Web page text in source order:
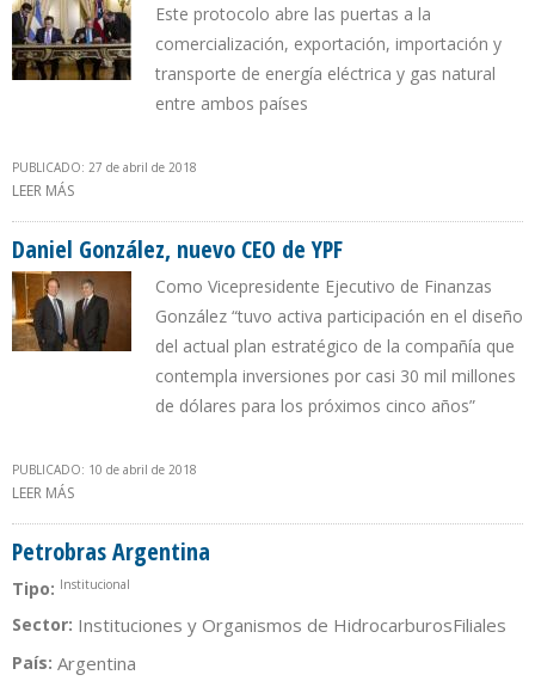
Este protocolo abre las puertas a la
comercialización, exportación, importación y
transporte de energía eléctrica y gas natural
entre ambos países
PUBLICADO: 27 de abril de 2018
LEER MÁS
Daniel González, nuevo CEO de YPF
Como Vicepresidente Ejecutivo de Finanzas
González “tuvo activa participación en el diseño
del actual plan estratégico de la compañía que
contempla inversiones por casi 30 mil millones
de dólares para los próximos cinco años”
PUBLICADO: 10 de abril de 2018
LEER MÁS
Petrobras Argentina
Tipo: Institucional
Sector: Instituciones y Organismos de HidrocarburosFiliales
País: Argentina